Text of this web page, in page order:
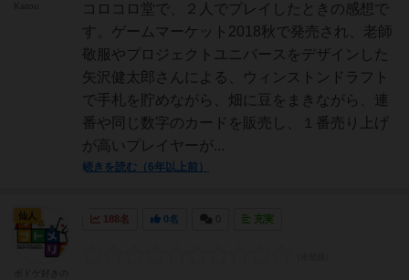
コロコロ堂で、２人でプレイしたときの感想で
す。ゲームマーケット2018秋で発売され、老師
敬服やプロジェクトユニバースをデザインした
矢沢健太郎さんによる、ウィンストンドラフト
で手札を貯めながら、畑に豆をまきながら、連
番や同じ数字のカードを販売し、１番売り上げ
が高いプレイヤーが...
続きを読む（6年以上前）
188名 0名 充実
仙人